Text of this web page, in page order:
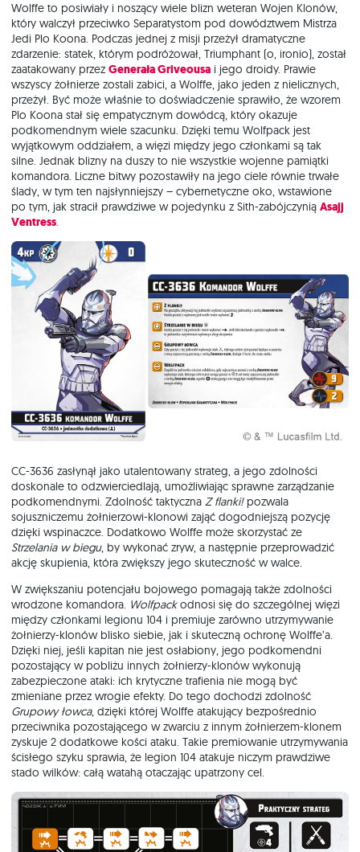
Wolffe to posiwiały i noszący wiele blizn weteran Wojen Klonów,
który walczył przeciwko Separatystom pod dowództwem Mistrza
Jedi Plo Koona. Podczas jednej z misji przeżył dramatyczne
zdarzenie: statek, którym podróżował, Triumphant (o, ironio), został
zaatakowany przez Generała Griveousa i jego droidy. Prawie
wszyscy żołnierze zostali zabici, a Wolffe, jako jeden z nielicznych,
przeżył. Być może właśnie to doświadczenie sprawiło, że wzorem
Plo Koona stał się empatycznym dowódcą, który okazuje
podkomendnym wiele szacunku. Dzięki temu Wolfpack jest
wyjątkowym oddziałem, a więzi między jego członkami są tak
silne. Jednak blizny na duszy to nie wszystkie wojenne pamiątki
komandora. Liczne bitwy pozostawiły na jego ciele równie trwałe
ślady, w tym ten najsłynniejszy – cybernetyczne oko, wstawione
po tym, jak stracił prawdziwe w pojedynku z Sith-zabójczynią Asajj
Ventress.
CC-3636 zasłynął jako utalentowany strateg, a jego zdolności
doskonale to odzwierciedlają, umożliwiając sprawne zarządzanie
podkomendnymi. Zdolność taktyczna Z flanki!pozwala
sojuszniczemu żołnierzowi-klonowi zająć dogodniejszą pozycję
dzięki wspinaczce. Dodatkowo Wolffe może skorzystać ze
Strzelania w biegu, by wykonać zryw, a następnie przeprowadzić
akcję skupienia, która zwiększy jego skuteczność w walce.
W zwiększaniu potencjału bojowego pomagają także zdolności
wrodzone komandora. Wolfpackodnosi się do szczególnej więzi
między członkami legionu 104 i premiuje zarówno utrzymywanie
żołnierzy-klonów blisko siebie, jak i skuteczną ochronę Wolffe’a.
Dzięki niej, jeśli kapitan nie jest osłabiony, jego podkomendni
pozostający w pobliżu innych żołnierzy-klonów wykonują
zabezpieczone ataki: ich krytyczne trafienia nie mogą być
zmieniane przez wrogie efekty. Do tego dochodzi zdolność
Grupowy łowca, dzięki której Wolffe atakujący bezpośrednio
przeciwnika pozostającego w zwarciu z innym żołnierzem-klonem
zyskuje 2 dodatkowe kości ataku. Takie premiowanie utrzymywania
ścisłego szyku sprawia, że legion 104 atakuje niczym prawdziwe
stado wilków: całą watahą otaczając upatrzony cel.